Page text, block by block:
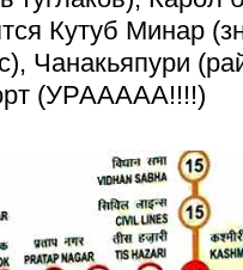
Кутуб Минар
Чанакьяпури
(УРААААА!!!!)